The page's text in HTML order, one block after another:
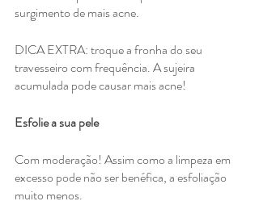
surgimento de mais acne.
DICA EXTRA: troque a fronha do seu
travesseiro com frequência. A sujeira
acumulada pode causar mais acne!
Esfolie a sua pele
Com moderação! Assim como a limpeza em
excesso pode não ser benéfica, a esfoliação
muito menos.